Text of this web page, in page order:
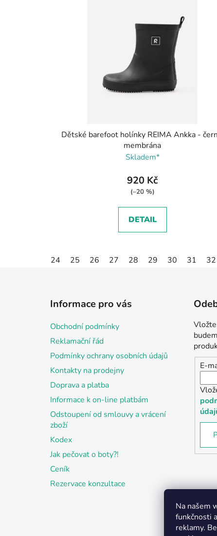
Na našem
funkčnosti
reklamy.
Dětské barefoot holínky REIMA Ankka -
membrána
Skladem*
920 Kč
(–20 %)
DETAIL
24 25 26 27 28 29 30 31 32
Informace pro vás
Obchodní podmínky
Reklamační řád
Podmínky ochrany osobních údajů
Kontakty na prodejny
Doprava a platba
Informace k on-line platbám
Odstoupení od smlouvy a vrácení
zboží
Kodex
Jak pečovat o boty?!
Ceník
Rezervace konzultace
E-